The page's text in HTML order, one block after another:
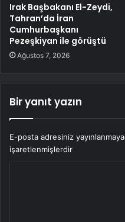
Irak Başbakanı El-Zeydi,
Tahran’da İran
Cumhurbaşkanı
Pezeşkiyan ile görüştü
Ağustos 7, 2026
Bir yanıt yazın
E-posta adresiniz
işaretlenmişlerdir